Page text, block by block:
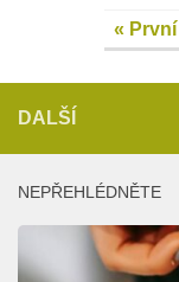
« První
DALŠÍ
NEPŘEHLÉDNĚTE